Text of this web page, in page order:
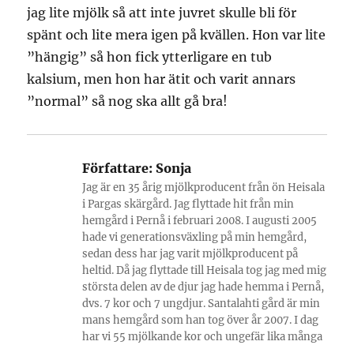
jag lite mjölk så att inte juvret skulle bli för
spänt och lite mera igen på kvällen. Hon var lite
”hängig” så hon fick ytterligare en tub
kalsium, men hon har ätit och varit annars
”normal” så nog ska allt gå bra!
Författare: Sonja
Jag är en 35 årig mjölkproducent från ön Heisala
i Pargas skärgård. Jag flyttade hit från min
hemgård i Pernå i februari 2008. I augusti 2005
hade vi generationsväxling på min hemgård,
sedan dess har jag varit mjölkproducent på
heltid. Då jag flyttade till Heisala tog jag med mig
största delen av de djur jag hade hemma i Pernå,
dvs. 7 kor och 7 ungdjur. Santalahti gård är min
mans hemgård som han tog över år 2007. I dag
har vi 55 mjölkande kor och ungefär lika många